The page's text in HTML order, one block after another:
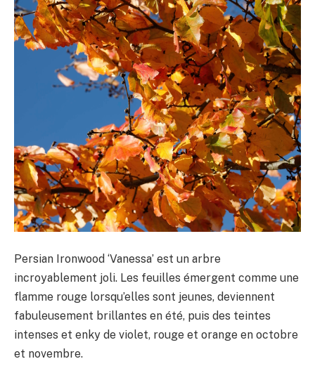
Persian Ironwood ‘Vanessa’ est un arbre
incroyablement joli. Les feuilles émergent comme une
flamme rouge lorsqu’elles sont jeunes, deviennent
fabuleusement brillantes en été, puis des teintes
intenses et enky de violet, rouge et orange en octobre
et novembre.